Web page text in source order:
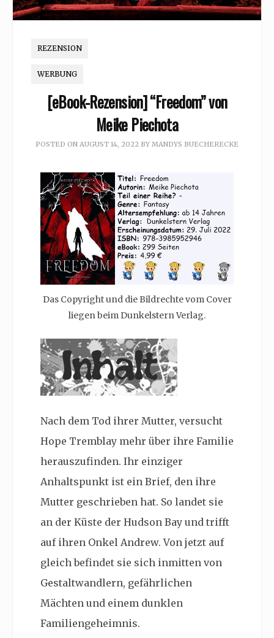
REZENSION
WERBUNG
[eBook-Rezension] “Freedom” von
Meike Piechota
POSTED ON AUGUST 14, 2022 BY MANDYS BUECHERECKE
Das Copyright und die Bildrechte vom Cover
liegen beim Dunkelstern Verlag.
Nach dem Tod ihrer Mutter, versucht
Hope Tremblay mehr über ihre Familie
herauszufinden. Ihr einziger
Anhaltspunkt ist ein Brief, den ihre
Mutter geschrieben hat. So landet sie
an der Küste der Hudson Bay und trifft
auf ihren Onkel Andrew. Von jetzt auf
gleich befindet sie sich inmitten von
Gestaltwandlern, gefährlichen
Mächten und einem dunklen
Familiengeheimnis.